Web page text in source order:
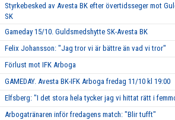
Styrkebesked av Avesta BK efter övertidsseger mot
SK
Gameday 15/10. Guldsmedshytte SK-Avesta BK
Felix Johansson: "Jag tror vi är bättre än vad vi tror"
Förlust mot IFK Arboga
GAMEDAY. Avesta BK-IFK Arboga fredag 11/10 kl 19:00
Elfsberg: "I det stora hela tycker jag vi hittat rätt i
Arbogatränaren inför fredagens match: "Blir tufft"